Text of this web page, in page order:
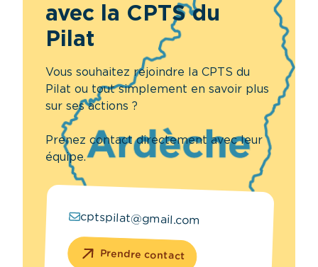
avec la CPTS du
Pilat
Vous souhaitez rejoindre la CPTS du
Pilat ou tout simplement en savoir plus
sur ses actions ?
Prenez contact directement avec leur
équipe.
cptspilat@gmail.com
Prendre contact